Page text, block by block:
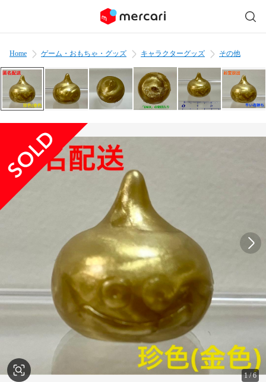
Home ゲーム・おもちゃ・グッズ キャラクターグッズ その他
1/6